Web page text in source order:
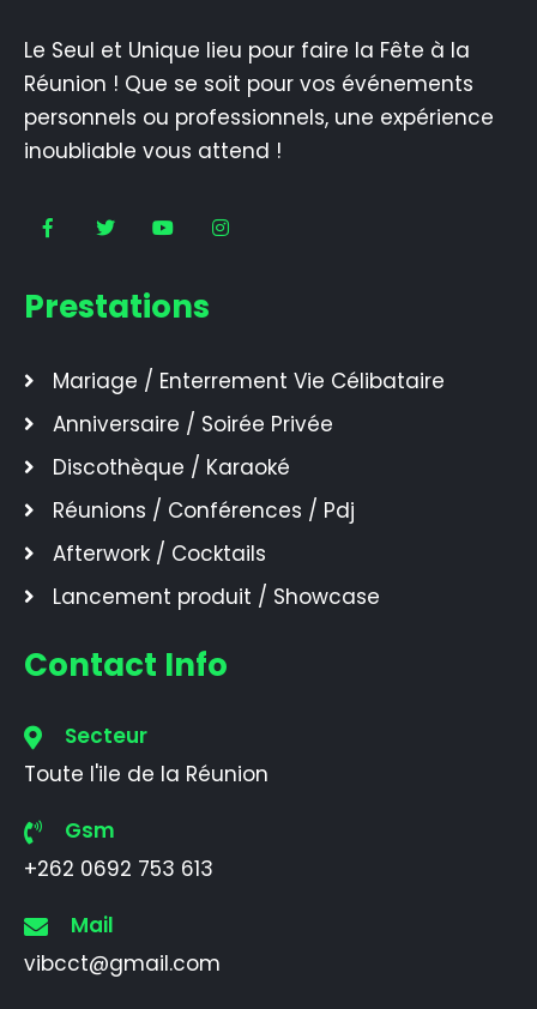
Le Seul et Unique lieu pour faire la Fête à la
Réunion ! Que se soit pour vos événements
personnels ou professionnels, une expérience
inoubliable vous attend !
Prestations
Mariage / Enterrement Vie Célibataire
Anniversaire / Soirée Privée
Discothèque / Karaoké
Réunions / Conférences / Pdj
Afterwork / Cocktails
Lancement produit / Showcase
Contact Info
Secteur
Toute l'ile de la Réunion
Gsm
+262 0692 753 613
Mail
vibcct@gmail.com